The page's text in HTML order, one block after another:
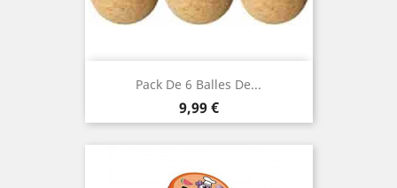
Pack De 6 Balles De...
Prix
9,99 €